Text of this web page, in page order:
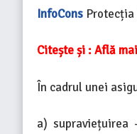
InfoCons
Citește și :Află
În cadrul unei
a) supraviețuirea